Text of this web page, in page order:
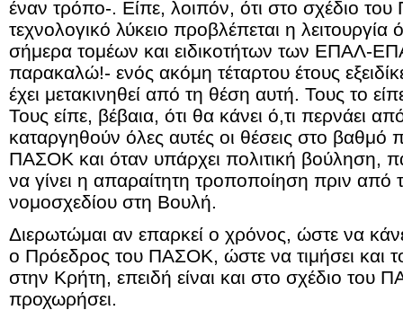
έναν τρόπο-. Είπε, λοιπόν, ότι στο σχέδιο
τεχνολογικό λύκειο προβλέπεται η
σήμερα τομέων και ειδικοτήτων των ΕΠΑΛ-
παρακαλώ!- ενός ακόμη τέταρτου έτους
έχει μετακινηθεί από τη θέση αυτή. Τους το
Τους είπε, βέβαια, ότι θα κάνει ό,τι περνάει
καταργηθούν όλες αυτές οι θέσεις στο βαθμό
ΠΑΣΟΚ και όταν υπάρχει πολιτική βούληση,
να γίνει η απαραίτητη τροποποίηση πριν από
νομοσχεδίου στη Βουλή.
Διερωτώμαι αν επαρκεί ο χρόνος, ώστε να
ο Πρόεδρος του ΠΑΣΟΚ, ώστε να τιμήσει και
στην Κρήτη, επειδή είναι και στο σχέδιο του
προχωρήσει.